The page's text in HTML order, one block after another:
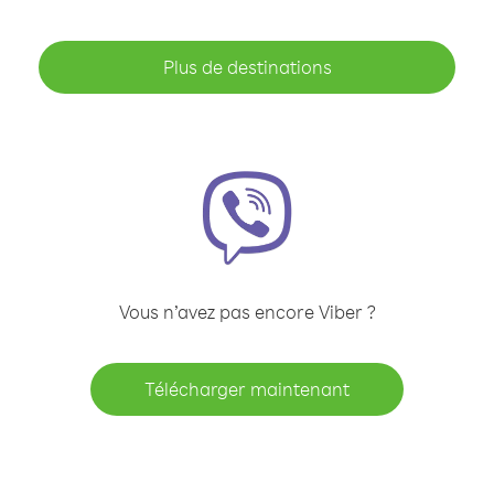
Plus de destinations
Vous n’avez pas encore Viber ?
Télécharger maintenant